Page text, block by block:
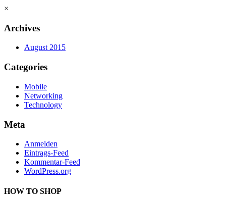
×
Archives
August 2015
Categories
Mobile
Networking
Technology
Meta
Anmelden
Eintrags-Feed
Kommentar-Feed
WordPress.org
HOW TO SHOP